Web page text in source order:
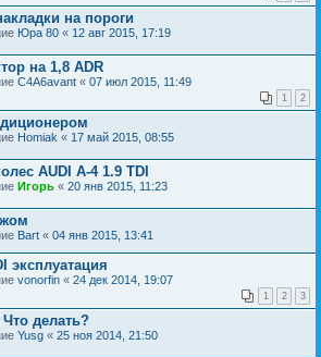
на пороги
Юра 80 « 12 авг 2015, 17:19
на 1,8 ADR
C4A6avant « 07 июл 2015, 11:49
1 2
Homiak « 17 май 2015, 08:55
AUDI A-4 1.9 TDI
Игорь « 20 янв 2015, 11:23
Bart « 04 янв 2015, 13:41
эксплуатация
vonorfin « 24 дек 2014, 19:07
1 2 3
делать?
Yusg « 25 ноя 2014, 21:50